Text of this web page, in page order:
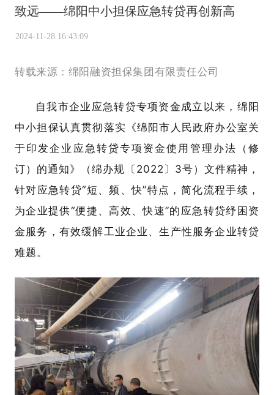
致远——绵阳中小担保应急转贷再创新高
2024-11-28 16:43:09
转载来源：绵阳融资担保集团有限责任公司
自我市企业应急转贷专项资金成立以来，绵阳
中小担保认真贯彻落实《绵阳市人民政府办公室关
于印发企业应急转贷专项资金使用管理办法（修
订）的通知》（绵办规〔2022〕3号）文件精神，
针对应急转贷“短、频、快”特点，简化流程手续，
为企业提供“便捷、高效、快速”的应急转贷纾困资
金服务，有效缓解工业企业、生产性服务企业转贷
难题。